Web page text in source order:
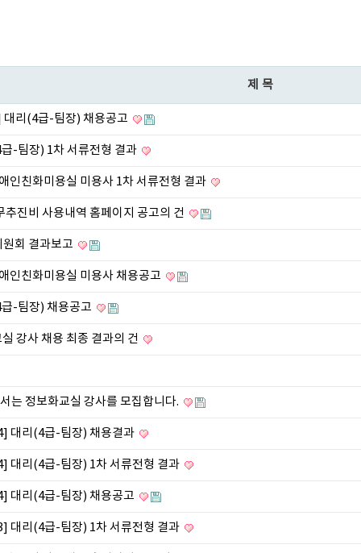
제목
리(4급-팀장) 채용공고
-팀장) 1차 서류전형 결과
인친화미용실 미용사 1차 서류전형 결과
추진비 사용내역 홈페이지 공고의 건
회 결과보고
인친화미용실 미용사 채용공고
-팀장) 채용공고
강사 채용 최종 결과의 건
는 정보화교실 강사를 모집합니다.
대리(4급-팀장) 채용결과
대리(4급-팀장) 1차 서류전형 결과
대리(4급-팀장) 채용공고
대리(4급-팀장) 1차 서류전형 결과